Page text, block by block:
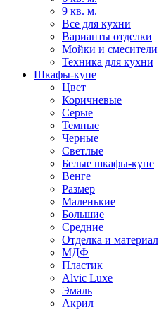
9 кв. м.
Все для кухни
Варианты отделки
Мойки и смесители
Техника для кухни
Шкафы-купе
Цвет
Коричневые
Серые
Темные
Черные
Светлые
Белые шкафы-купе
Венге
Размер
Маленькие
Большие
Средние
Отделка и материал
МДФ
Пластик
Alvic Luxe
Эмаль
Акрил